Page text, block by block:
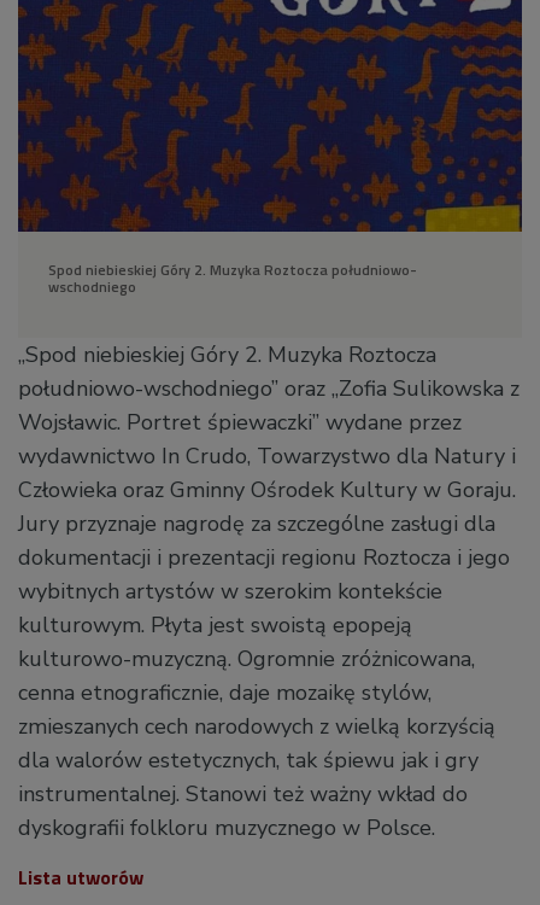
Spod niebieskiej Góry 2. Muzyka Roztocza południowo-
wschodniego
„Spod niebieskiej Góry 2. Muzyka Roztocza
południowo-wschodniego” oraz „Zofia Sulikowska z
Wojsławic. Portret śpiewaczki” wydane przez
wydawnictwo In Crudo, Towarzystwo dla Natury i
Człowieka oraz Gminny Ośrodek Kultury w Goraju.
Jury przyznaje nagrodę za szczególne zasługi dla
dokumentacji i prezentacji regionu Roztocza i jego
wybitnych artystów w szerokim kontekście
kulturowym. Płyta jest swoistą epopeją
kulturowo-muzyczną. Ogromnie zróżnicowana,
cenna etnograficznie, daje mozaikę stylów,
zmieszanych cech narodowych z wielką korzyścią
dla walorów estetycznych, tak śpiewu jak i gry
instrumentalnej. Stanowi też ważny wkład do
dyskografii folkloru muzycznego w Polsce.
Lista utworów